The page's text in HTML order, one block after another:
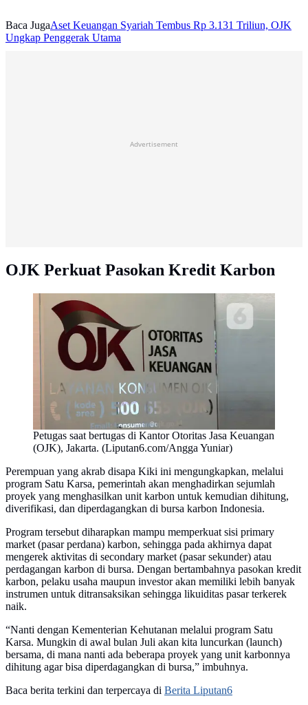
Baca JugaAset Keuangan Syariah Tembus Rp 3.131 Triliun, OJK
Ungkap Penggerak Utama
Advertisement
OJK Perkuat Pasokan Kredit Karbon
Petugas saat bertugas di Kantor Otoritas Jasa Keuangan
(OJK), Jakarta. (Liputan6.com/Angga Yuniar)
Perempuan yang akrab disapa Kiki ini mengungkapkan, melalui
program Satu Karsa, pemerintah akan menghadirkan sejumlah
proyek yang menghasilkan unit karbon untuk kemudian dihitung,
diverifikasi, dan diperdagangkan di bursa karbon Indonesia.
Program tersebut diharapkan mampu memperkuat sisi primary
market (pasar perdana) karbon, sehingga pada akhirnya dapat
mengerek aktivitas di secondary market (pasar sekunder) atau
perdagangan karbon di bursa. Dengan bertambahnya pasokan kredit
karbon, pelaku usaha maupun investor akan memiliki lebih banyak
instrumen untuk ditransaksikan sehingga likuiditas pasar terkerek
naik.
“Nanti dengan Kementerian Kehutanan melalui program Satu
Karsa. Mungkin di awal bulan Juli akan kita luncurkan (launch)
bersama, di mana nanti ada beberapa proyek yang unit karbonnya
dihitung agar bisa diperdagangkan di bursa,” imbuhnya.
Baca berita terkini dan terpercaya di Berita Liputan6